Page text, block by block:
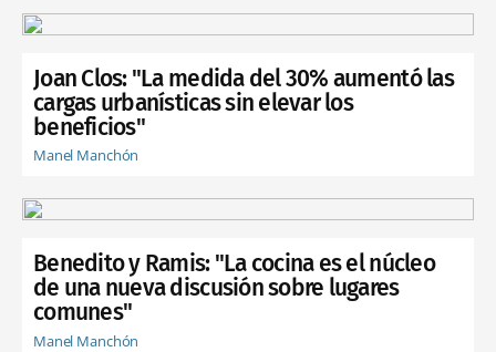
Joan Clos: "La medida del 30% aumentó las
cargas urbanísticas sin elevar los
beneficios"
Manel Manchón
Benedito y Ramis: "La cocina es el núcleo
de una nueva discusión sobre lugares
comunes"
Manel Manchón